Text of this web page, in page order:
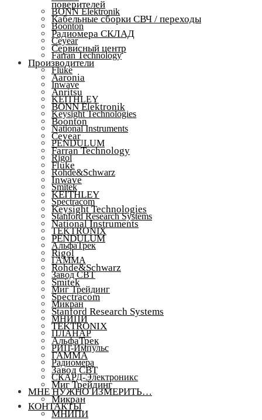
BONN Elektronik
Boonton
Ceyear
Farran Technology
Fluke
Inwave
KEITHLEY
Keysight Technologies
National Instruments
PENDULUM
Rigol
Rohde&Schwarz
Smitek
Spectracom
Stanford Research Systems
TEKTRONIX
АльфаТрек
ГАММА
Завод СВТ
Миг Трейдинг
Микран
МНИПИ
ПЛАНАР
РИП-Импульс
Радиомера
СКАРД-Электроникс
МНЕ НУЖНО ИЗМЕРИТЬ…
КОНТАКТЫ
поверителей
Кабельные сборки СВЧ / переходы
Радиомера СКЛАД
Сервисный центр
Производители
Aaronia
Anritsu
BONN Elektronik
Boonton
Ceyear
Farran Technology
Fluke
Inwave
KEITHLEY
Keysight Technologies
National Instruments
PENDULUM
Rigol
Rohde&Schwarz
Smitek
Spectracom
Stanford Research Systems
TEKTRONIX
АльфаТрек
ГАММА
Завод СВТ
Миг Трейдинг
Микран
МНИПИ